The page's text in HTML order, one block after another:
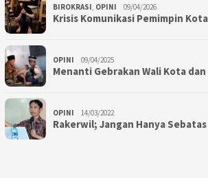
BIROKRASI, OPINI 09/04/2026
Krisis Komunikasi Pemimpin
OPINI 09/04/2025
Menanti Gebrakan Wali Kota
OPINI 14/03/2022
Rakerwil; Jangan Hanya